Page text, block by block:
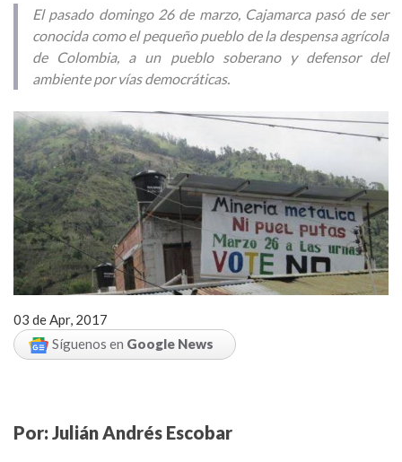
El pasado domingo 26 de marzo, Cajamarca pasó de ser
conocida como el pequeño pueblo de la despensa agrícola
de Colombia, a un pueblo soberano y defensor del
ambiente por vías democráticas.
03 de Apr, 2017
Síguenos en Google News
Por: Julián Andrés Escobar